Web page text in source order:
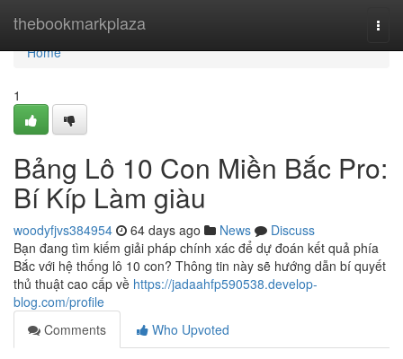
thebookmarkplaza
Home
Home
1
Bảng Lô 10 Con Miền Bắc Pro:
Bí Kíp Làm giàu
woodyfjvs384954 64 days ago News
Discuss
Bạn đang tìm kiếm giải pháp chính xác để dự đoán kết quả phía
Bắc với hệ thống lô 10 con? Thông tin này sẽ hướng dẫn bí quyết
thủ thuật cao cấp về https://jadaahfp590538.develop-
blog.com/profile
Comments
Who Upvoted